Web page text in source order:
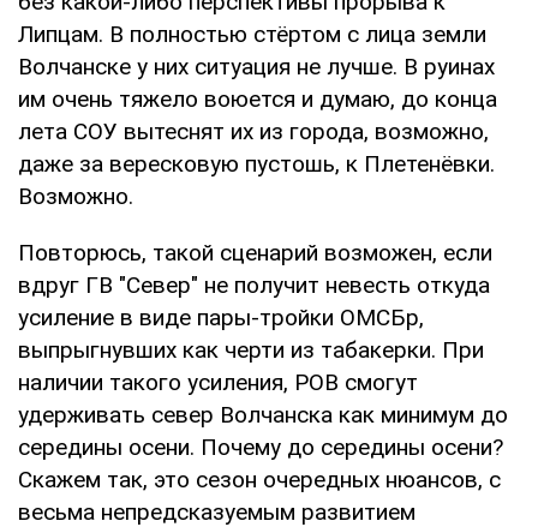
Липцам. В полностью стёртом с лица земли
Волчанске у них ситуация не лучше. В руинах
им очень тяжело воюется и думаю, до конца
лета СОУ вытеснят их из города, возможно,
даже за вересковую пустошь, к Плетенёвки.
Возможно.
Повторюсь, такой сценарий возможен, если
вдруг ГВ "Север" не получит невесть откуда
усиление в виде пары-тройки ОМСБр,
выпрыгнувших как черти из табакерки. При
наличии такого усиления, РОВ смогут
удерживать север Волчанска как минимум до
середины осени. Почему до середины осени?
Скажем так, это сезон очередных нюансов, с
весьма непредсказуемым развитием